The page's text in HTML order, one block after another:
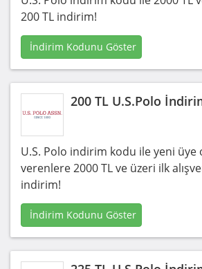
200 TL indirim!
İndirim Kodunu Göster
200 TL U.S.Polo
U.S. Polo indirim kodu ile yeni
verenlere 2000 TL ve üzeri ilk
indirim!
İndirim Kodunu Göster